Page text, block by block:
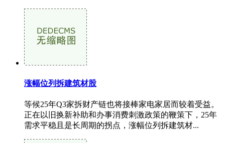
涨幅位列拆建筑材股
等候25年Q3家拆财产链也将接棒家电家居而较着受益。
正在以旧换新补助和办事消费刺激政策的鞭策下，25年
需求平稳且是长周期的拐点，涨幅位列拆建筑材...